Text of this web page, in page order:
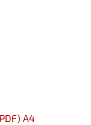
A4